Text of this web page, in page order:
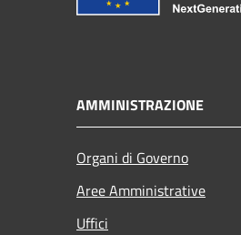
AMMINISTRAZIONE
Organi di Governo
Aree Amministrative
Uffici